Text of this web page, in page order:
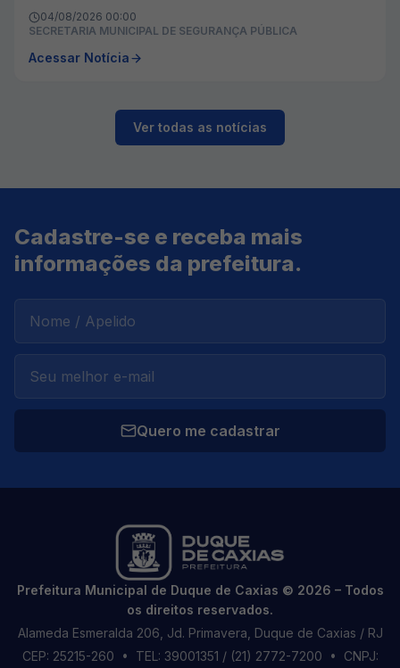
04/08/2026 00:00
SECRETARIA MUNICIPAL DE SEGURANÇA PÚBLICA
Acessar Notícia
Ver todas as notícias
Cadastre-se e receba mais
informações da prefeitura.
Quero me cadastrar
Prefeitura Municipal de Duque de Caxias © 2026 – Todos
os direitos reservados.
Alameda Esmeralda 206, Jd. Primavera, Duque de Caxias / RJ
CEP: 25215-260 • TEL: 39001351 / (21) 2772-7200 • CNPJ: